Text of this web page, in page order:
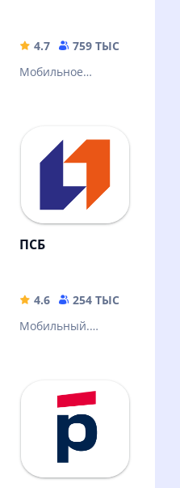
185.53 MB
4.7 759 ТЫС
Мобильное
231.62 MB
ПСБ
4.6 254 ТЫС
Мобильный.